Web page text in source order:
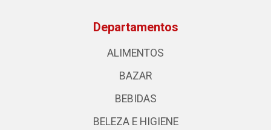
Departamentos
ALIMENTOS
BAZAR
BEBIDAS
BELEZA E HIGIENE